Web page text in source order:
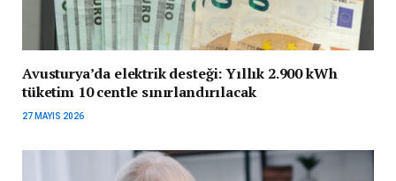
Avusturya’da elektrik desteği: Yıllık 2.900 kWh
tüketim 10 centle sınırlandırılacak
27 MAYIS 2026